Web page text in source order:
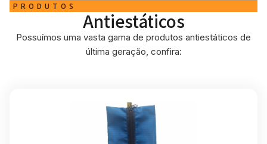
PRODUTOS
Antiestáticos
Possuímos uma vasta gama de produtos antiestáticos de
última geração, confira: